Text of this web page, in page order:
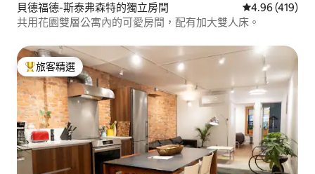
貝德福德-斯泰弗森特的獨立房間 從 419 則評價
4.96 (419)
共用花園雙層公寓內的可愛房間，配有加大雙人床。
旅客精選榜首
旅客精選